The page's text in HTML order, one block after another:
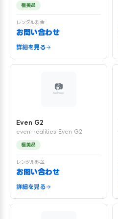
極美品
レンタル料金
お問い合わせ
詳細を見る
Even G2
even-realities Even G2
極美品
レンタル料金
お問い合わせ
詳細を見る